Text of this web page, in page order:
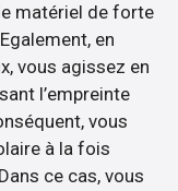
matériel de forte
en
vous agissez en
l’empreinte
vous
à la fois
ce cas, vous